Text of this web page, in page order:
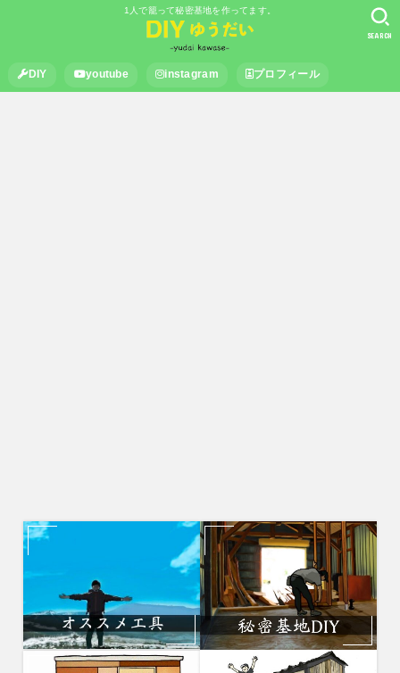
1人で籠って秘密基地を作ってます。
DIY youtube instagram プロフィール
SEARCH